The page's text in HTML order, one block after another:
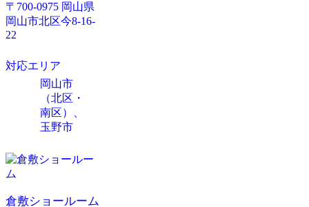
〒700-0975 岡山県
岡山市北区今8-16-
22
対応エリア
岡山市
（北区・
南区）、
玉野市
倉敷ショールーム